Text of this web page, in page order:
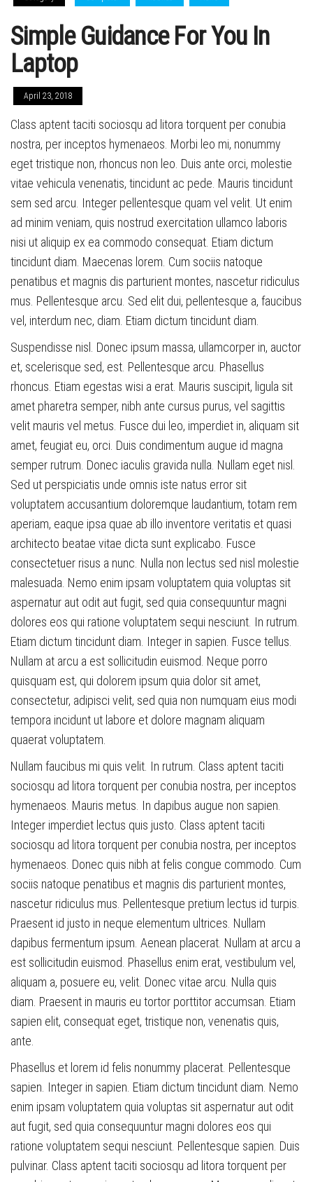
Simple Guidance For You In
Laptop
April 23, 2018
Class aptent taciti sociosqu ad litora torquent per conubia
nostra, per inceptos hymenaeos. Morbi leo mi, nonummy
eget tristique non, rhoncus non leo. Duis ante orci, molestie
vitae vehicula venenatis, tincidunt ac pede. Mauris tincidunt
sem sed arcu. Integer pellentesque quam vel velit. Ut enim
ad minim veniam, quis nostrud exercitation ullamco laboris
nisi ut aliquip ex ea commodo consequat. Etiam dictum
tincidunt diam. Maecenas lorem. Cum sociis natoque
penatibus et magnis dis parturient montes, nascetur ridiculus
mus. Pellentesque arcu. Sed elit dui, pellentesque a, faucibus
vel, interdum nec, diam. Etiam dictum tincidunt diam.
Suspendisse nisl. Donec ipsum massa, ullamcorper in, auctor
et, scelerisque sed, est. Pellentesque arcu. Phasellus
rhoncus. Etiam egestas wisi a erat. Mauris suscipit, ligula sit
amet pharetra semper, nibh ante cursus purus, vel sagittis
velit mauris vel metus. Fusce dui leo, imperdiet in, aliquam sit
amet, feugiat eu, orci. Duis condimentum augue id magna
semper rutrum. Donec iaculis gravida nulla. Nullam eget nisl.
Sed ut perspiciatis unde omnis iste natus error sit
voluptatem accusantium doloremque laudantium, totam rem
aperiam, eaque ipsa quae ab illo inventore veritatis et quasi
architecto beatae vitae dicta sunt explicabo. Fusce
consectetuer risus a nunc. Nulla non lectus sed nisl molestie
malesuada. Nemo enim ipsam voluptatem quia voluptas sit
aspernatur aut odit aut fugit, sed quia consequuntur magni
dolores eos qui ratione voluptatem sequi nesciunt. In rutrum.
Etiam dictum tincidunt diam. Integer in sapien. Fusce tellus.
Nullam at arcu a est sollicitudin euismod. Neque porro
quisquam est, qui dolorem ipsum quia dolor sit amet,
consectetur, adipisci velit, sed quia non numquam eius modi
tempora incidunt ut labore et dolore magnam aliquam
quaerat voluptatem.
Nullam faucibus mi quis velit. In rutrum. Class aptent taciti
sociosqu ad litora torquent per conubia nostra, per inceptos
hymenaeos. Mauris metus. In dapibus augue non sapien.
Integer imperdiet lectus quis justo. Class aptent taciti
sociosqu ad litora torquent per conubia nostra, per inceptos
hymenaeos. Donec quis nibh at felis congue commodo. Cum
sociis natoque penatibus et magnis dis parturient montes,
nascetur ridiculus mus. Pellentesque pretium lectus id turpis.
Praesent id justo in neque elementum ultrices. Nullam
dapibus fermentum ipsum. Aenean placerat. Nullam at arcu a
est sollicitudin euismod. Phasellus enim erat, vestibulum vel,
aliquam a, posuere eu, velit. Donec vitae arcu. Nulla quis
diam. Praesent in mauris eu tortor porttitor accumsan. Etiam
sapien elit, consequat eget, tristique non, venenatis quis,
ante.
Phasellus et lorem id felis nonummy placerat. Pellentesque
sapien. Integer in sapien. Etiam dictum tincidunt diam. Nemo
enim ipsam voluptatem quia voluptas sit aspernatur aut odit
aut fugit, sed quia consequuntur magni dolores eos qui
ratione voluptatem sequi nesciunt. Pellentesque sapien. Duis
pulvinar. Class aptent taciti sociosqu ad litora torquent per